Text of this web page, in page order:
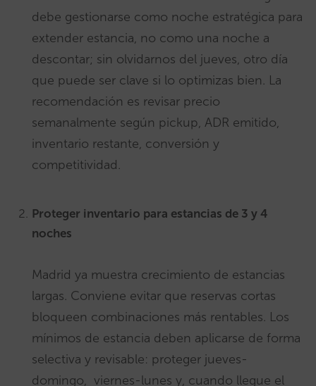
debe gestionarse como noche estratégica para
extender estancia, no como una noche a
descontar; sin olvidarnos del jueves, otro día
que puede ser clave si lo optimizas bien. La
recomendación es revisar precio
semanalmente según pickup, ADR emitido,
inventario restante, conversión y
competitividad.
Proteger inventario para estancias de 3 y 4
noches
Madrid ya muestra crecimiento de estancias
largas. Conviene evitar que reservas cortas
bloqueen combinaciones más rentables. Los
mínimos de estancia deben aplicarse de forma
selectiva y revisable: proteger jueves-
domingo, viernes-lunes y, cuando llegue el